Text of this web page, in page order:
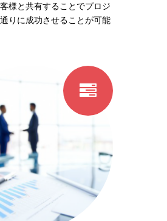
様と共有することでプロジ
りに成功させることが可能